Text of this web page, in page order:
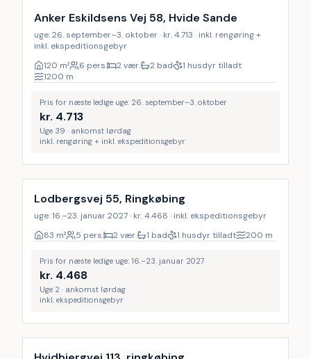
Anker Eskildsens Vej 58, Hvide Sande
uge: 26. september–3. oktober · kr. 4.713 · inkl. rengøring +
inkl. ekspeditionsgebyr
120 m² 6 pers. 2 vær. 2 bad
1 husdyr tilladt
1200 m
Pris for næste ledige uge: 26. september–3. oktober
kr. 4.713
Uge 39 · ankomst lørdag
inkl. rengøring + inkl. ekspeditionsgebyr
Lodbergsvej 55, Ringkøbing
uge: 16.–23. januar 2027 · kr. 4.468 · inkl. ekspeditionsgebyr
83 m² 5 pers. 2 vær. 1 bad 1 husdyr tilladt 200 m
Pris for næste ledige uge: 16.–23. januar 2027
kr. 4.468
Uge 2 · ankomst lørdag
inkl. ekspeditionsgebyr
Inkl. rengøring